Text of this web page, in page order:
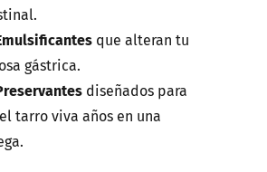
que alteran tu
gástrica.
diseñados para
tarro viva años en una